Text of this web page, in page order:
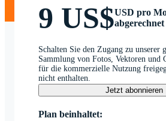
9 US$USD pro
abgerechnet
Schalten Sie den Zugang zu unserer
Sammlung von Fotos, Vektoren und
für die kommerzielle Nutzung
nicht enthalten.
Jetzt abonnieren
Plan beinhaltet: